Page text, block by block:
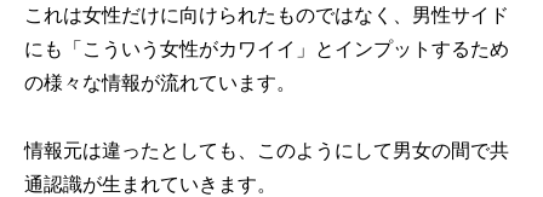
これは女性だけに向けられたものではなく、男性サイド
にも「こういう女性がカワイイ」とインプットするため
の様々な情報が流れています。
情報元は違ったとしても、このようにして男女の間で共
通認識が生まれていきます。